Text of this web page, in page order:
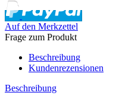
Auf den Merkzettel
Frage zum Produkt
Beschreibung
Kundenrezensionen
Beschreibung